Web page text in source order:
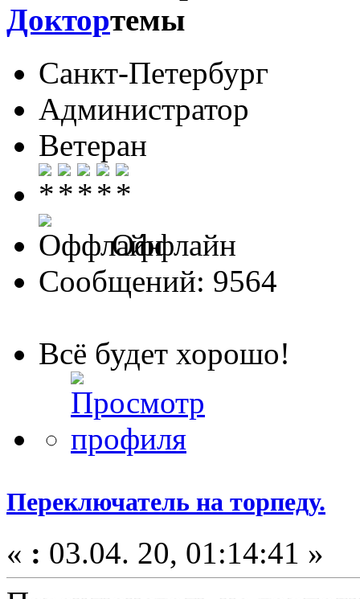
Доктор
Санкт-Петербург
Администратор
Ветеран
Оффлайн
Сообщений: 9564
Всё будет хорошо!
Переключатель на торпеду.
« : 03.04. 20, 01:14:41 »